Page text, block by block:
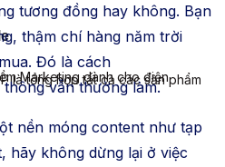
là tổng hợp tất cả các sản phẩm
Marketing dành cho điện
tương đồng hay không. Bạn
thậm chí hàng năm trời
Đó là cách
vẫn thường làm.
nền móng content như tạp
, hãy không dừng lại ở việc